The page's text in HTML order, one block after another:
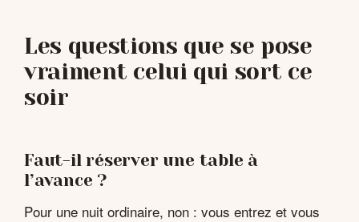
Les questions que se pose
vraiment celui qui sort ce
soir
Faut-il réserver une table à
l’avance ?
Pour une nuit ordinaire, non : vous entrez et vous